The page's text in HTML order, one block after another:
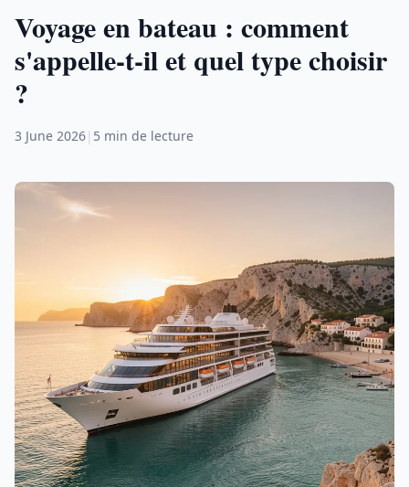
Voyage en bateau : comment
s'appelle-t-il et quel type choisir
?
3 June 2026| 5 min de lecture